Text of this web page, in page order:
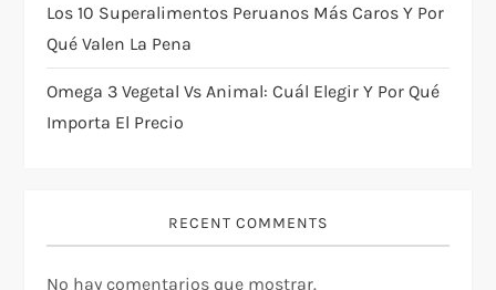
Los 10 Superalimentos Peruanos Más Caros Y Por
Qué Valen La Pena
Omega 3 Vegetal Vs Animal: Cuál Elegir Y Por Qué
Importa El Precio
RECENT COMMENTS
No hay comentarios que mostrar.